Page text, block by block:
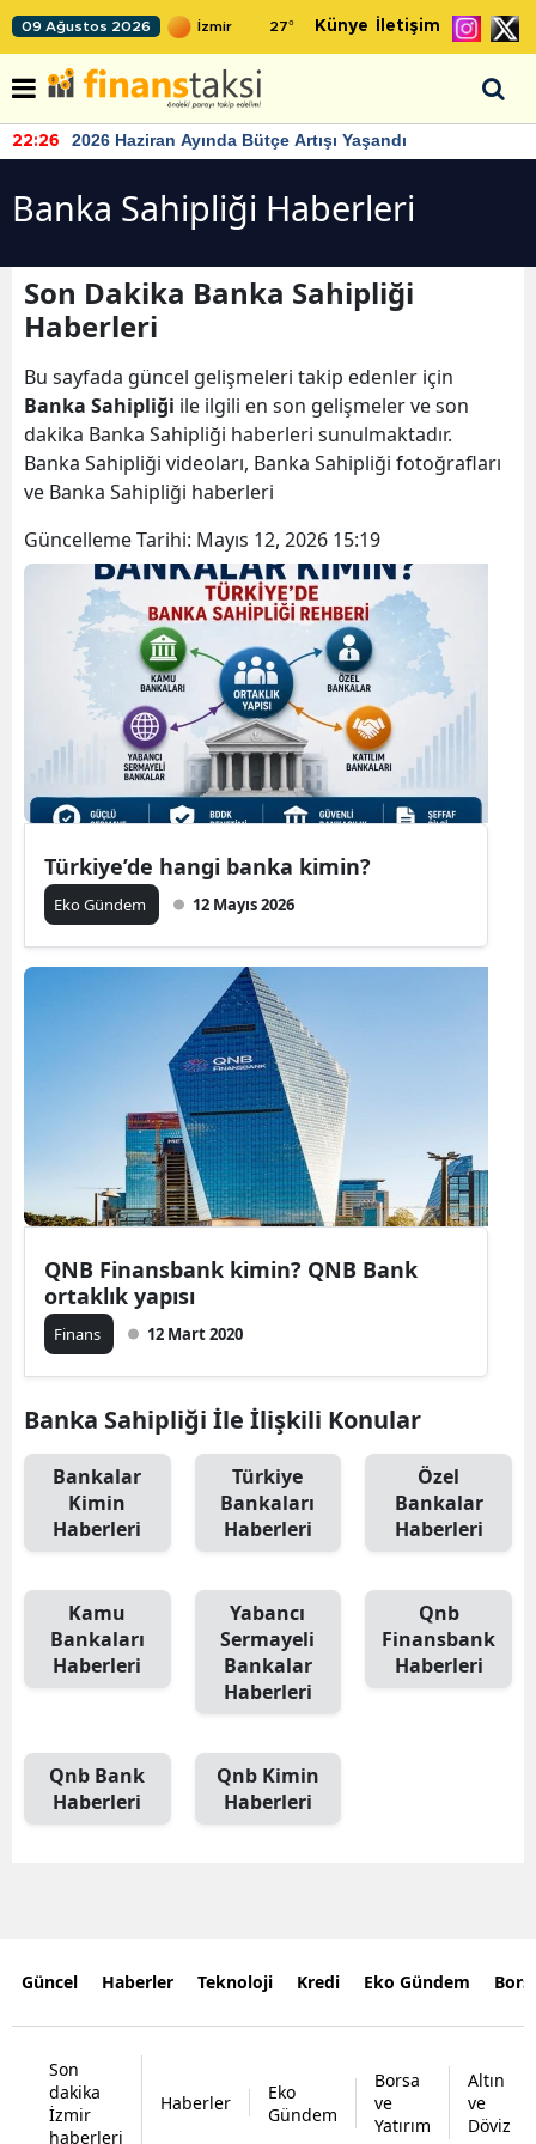
09 Ağustos 2026 27° Künye İletişim
22:26 2026 Haziran Ayında Bütçe Artışı Yaşandı
Banka Sahipliği Haberleri
Son Dakika Banka Sahipliği
Haberleri
Bu sayfada güncel gelişmeleri takip edenler için
Banka Sahipliği ile ilgili en son gelişmeler ve son
dakika Banka Sahipliği haberleri sunulmaktadır.
Banka Sahipliği videoları, Banka Sahipliği fotoğrafları
ve Banka Sahipliği haberleri
Güncelleme Tarihi: Mayıs 12, 2026 15:19
Türkiye’de hangi banka kimin?
Eko Gündem 12 Mayıs 2026
QNB Finansbank kimin? QNB Bank
ortaklık yapısı
Finans 12 Mart 2020
Banka Sahipliği İle İlişkili Konular
Bankalar
Kimin
Haberleri
Türkiye
Bankaları
Haberleri
Özel
Bankalar
Haberleri
Kamu
Bankaları
Haberleri
Yabancı
Sermayeli
Bankalar
Haberleri
Qnb
Finansbank
Haberleri
Qnb Bank
Haberleri
Qnb Kimin
Haberleri
Güncel Haberler Teknoloji Kredi Eko Gündem
Son
dakika
İzmir
haberleri
Haberler
Eko
Gündem
Borsa
ve
Yatırım
Altın
ve
Döviz